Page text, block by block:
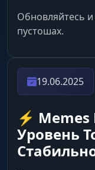
Обновляйтесь
пустошах.
19.06.2025
⚡️
Уровень